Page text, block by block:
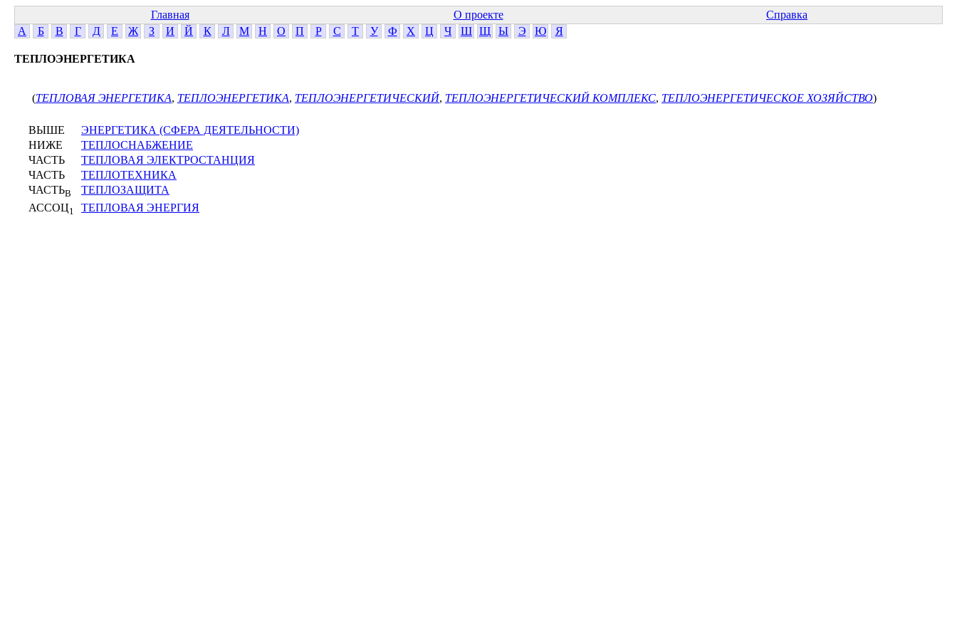
Главная О проекте
Справка
А
Б В Г Д Е Ж З И Й К Л М Н О П Р С Т У Ф Х Ц Ч Ш Щ Ы Э Ю Я
ТЕПЛОЭНЕРГЕТИКА
(ТЕПЛОВАЯ ЭНЕРГЕТИКА, ТЕПЛОЭНЕРГЕТИКА, ТЕПЛОЭНЕРГЕТИЧЕСКИЙ, ТЕПЛОЭНЕРГЕТИЧЕСКИЙ КОМПЛЕКС, ТЕПЛОЭНЕРГЕТИЧЕСКОЕ ХОЗЯЙСТВО)
ВЫШЕ
ЭНЕРГЕТИКА (СФЕРА ДЕЯТЕЛЬНОСТИ)
НИЖЕ
ТЕПЛОСНАБЖЕНИЕ
ЧАСТЬ
ТЕПЛОВАЯ ЭЛЕКТРОСТАНЦИЯ
ЧАСТЬ
ТЕПЛОТЕХНИКА
ЧАСТЬВ
ТЕПЛОЗАЩИТА
АССОЦ1 ТЕПЛОВАЯ ЭНЕРГИЯ